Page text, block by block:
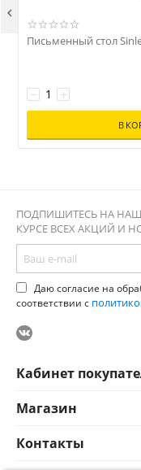
Письменный стол
+
−
В

ПОДПИШИТЕСЬ НА
КУРСЕ ВСЕХ АКЦИЙ И
Даю согласие на
соответствии с
Кабинет
Магазин
Контакты